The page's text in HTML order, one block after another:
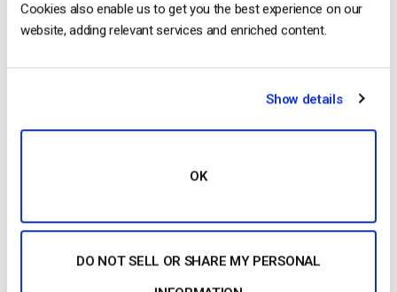
Cookies also enable us to get you the best experience on our
website, adding relevant services and enriched content.
Show details
OK
DO NOT SELL OR SHARE MY PERSONAL